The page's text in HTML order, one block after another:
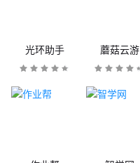
光环助手 蘑菇云游